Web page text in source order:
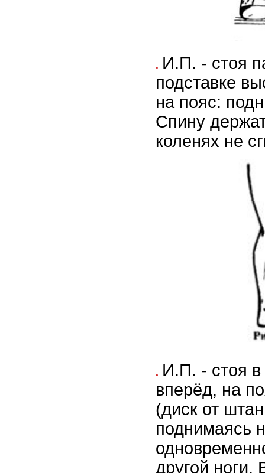
И.П. - стоя
подставке
на пояс:
Спину
коленях не
И.П. - стоя
вперёд, на
(диск от
поднимаясь
другой ноги.